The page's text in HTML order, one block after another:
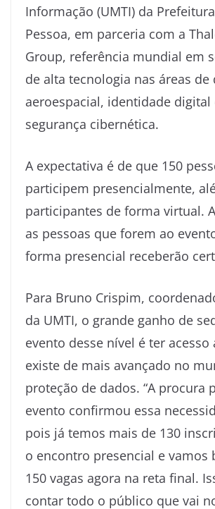
Informação (UMTI) da
Pessoa, em parceria com a
Group, referência mundial em
de alta tecnologia nas áreas de
aeroespacial, identidade digital
segurança cibernética.
A expectativa é de que 150
participem presencialmente,
participantes de forma virtual.
as pessoas que forem ao
forma presencial receberão
Para Bruno Crispim,
da UMTI, o grande ganho de
evento desse nível é ter acesso
existe de mais avançado no
proteção de dados. “A procura
evento confirmou essa
pois já temos mais de 130
o encontro presencial e vamos
150 vagas agora na reta final.
contar todo o público que vai